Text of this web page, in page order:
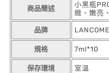
商品簡述
小黑瓶
緻、嫩亮
品牌
規格 7ml*10
保存環境 室溫